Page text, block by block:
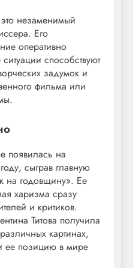
незаменимый
Его
оперативно
способствуют
задумок и
фильма или
появилась на
сыграв главную
на годовщину». Ее
харизма сразу
и критиков.
Титова получила
картинах,
ее позицию в мире